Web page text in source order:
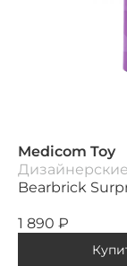
Medicom Toy
Bearbrick
1 890 ₽